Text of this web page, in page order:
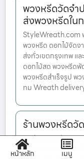
พวงหรีดวัดจำ
ส่งพวงหรีดใน
StyleWreath.com
พวงหรีด ดอกไม้จัดง
ส่งทั่วเขตกรุงเทพ แ
ดอกไม้สด พวงหรีด
พวงหรีดสำเร็จรูป พ
ทม Wreath
ร้านพวงหรีดวั
StyleWreath.com
บริการพวงหรีด ดอก
หน้าหลัก เมนู